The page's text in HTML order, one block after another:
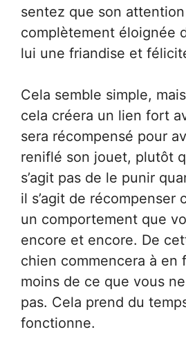
sentez que son
complètement éloignée
lui une friandise et
Cela semble simple,
cela créera un lien fort
sera récompensé pour
reniflé son jouet, plutôt
s’agit pas de le punir
il s’agit de récompenser
un comportement que
encore et encore. De
chien commencera à en
moins de ce que vous
pas. Cela prend du
fonctionne.